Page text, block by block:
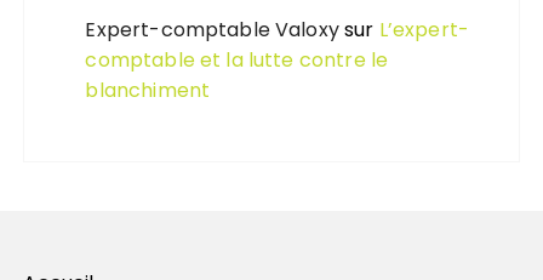
Expert-comptable Valoxysur L’expert-
comptable et la lutte contre le
blanchiment